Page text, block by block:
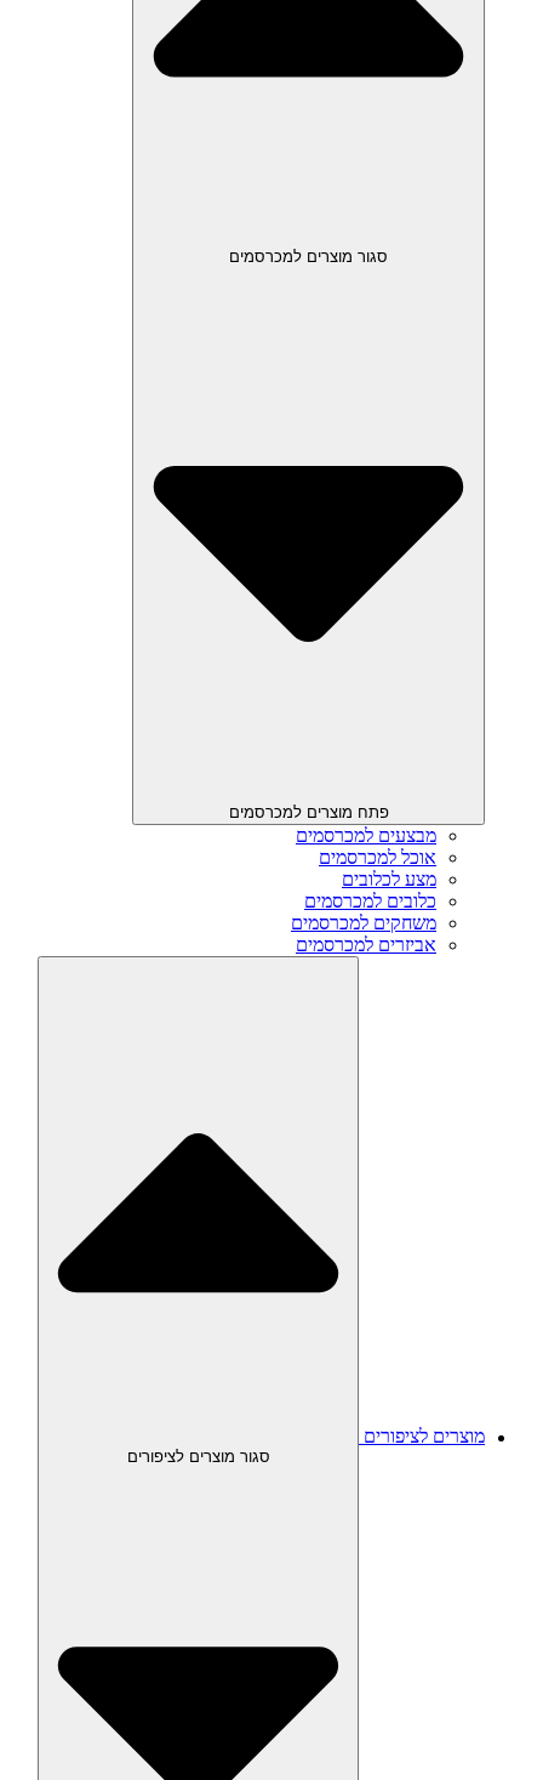
סגור מוצרים למכרסמים
פתח מוצרים למכרסמים
מבצעים למכרסמים
אוכל למכרסמים
מצע לכלובים
כלובים למכרסמים
משחקים למכרסמים
אביזרים למכרסמים
מוצרים לציפורים
סגור מוצרים לציפורים